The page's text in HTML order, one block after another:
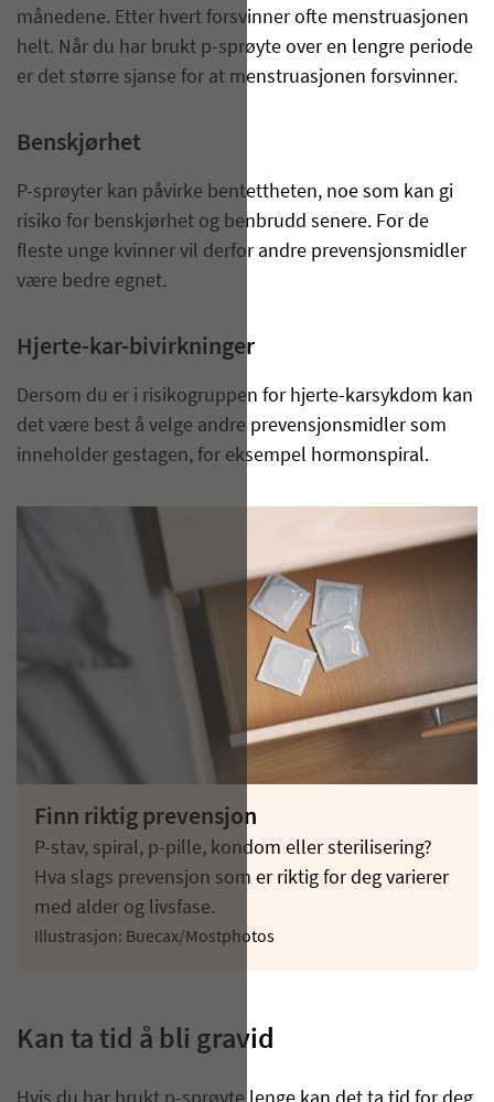
månedene. Etter hvert forsvinner ofte menstruasjonen
helt. Når du har brukt p-sprøyte over en lengre periode
er det større sjanse for at menstruasjonen forsvinner.
Benskjørhet
P-sprøyter kan påvirke bentettheten, noe som kan gi
risiko for benskjørhet og benbrudd senere. For de
fleste unge kvinner vil derfor andre prevensjonsmidler
være bedre egnet.
Hjerte-kar-bivirkninger
Dersom du er i risikogruppen for hjerte-karsykdom kan
det være best å velge andre prevensjonsmidler som
inneholder gestagen, for eksempel hormonspiral.
Finn riktig prevensjon
P-stav, spiral, p-pille, kondom eller sterilisering?
Hva slags prevensjon som er riktig for deg varierer
med alder og livsfase.
Illustrasjon: Buecax/Mostphotos
Kan ta tid å bli gravid